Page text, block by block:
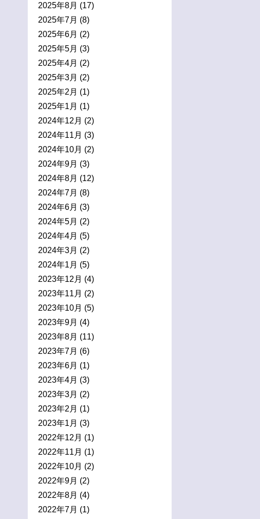
2025年8月 (17)
2025年7月 (8)
2025年6月 (2)
2025年5月 (3)
2025年4月 (2)
2025年3月 (2)
2025年2月 (1)
2025年1月 (1)
2024年12月 (2)
2024年11月 (3)
2024年10月 (2)
2024年9月 (3)
2024年8月 (12)
2024年7月 (8)
2024年6月 (3)
2024年5月 (2)
2024年4月 (5)
2024年3月 (2)
2024年1月 (5)
2023年12月 (4)
2023年11月 (2)
2023年10月 (5)
2023年9月 (4)
2023年8月 (11)
2023年7月 (6)
2023年6月 (1)
2023年4月 (3)
2023年3月 (2)
2023年2月 (1)
2023年1月 (3)
2022年12月 (1)
2022年11月 (1)
2022年10月 (2)
2022年9月 (2)
2022年8月 (4)
2022年7月 (1)